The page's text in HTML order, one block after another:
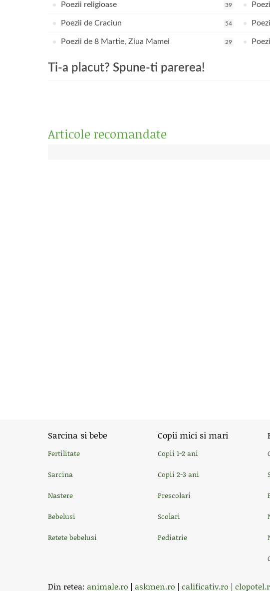
Poezii religioase 39
Poezii de Craciun 54
Poezii de 8 Martie, Ziua Mamei 29
Ti-a placut? Spune-ti parerea!
Articole recomandate
Sarcina si bebe
Fertilitate
Sarcina
Nastere
Bebelusi
Retete bebelusi
Copii mici si mari
Copii 1-2 ani
Copii 2-3 ani
Prescolari
Scolari
Pediatrie
Din retea: animale.ro | askmen.ro | calificativ.ro |